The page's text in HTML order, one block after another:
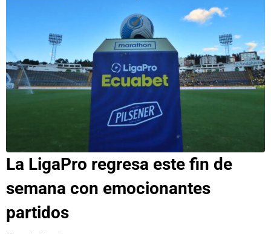
La LigaPro regresa este fin de
semana con emocionantes
partidos